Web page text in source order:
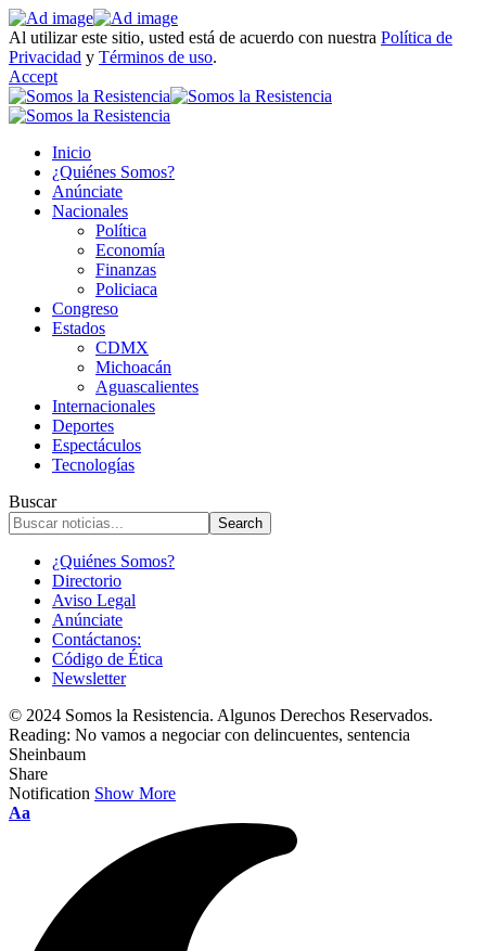
Al utilizar este sitio, usted está de acuerdo con nuestra Política de
Privacidad y Términos de uso.
Accept
Inicio
¿Quiénes Somos?
Anúnciate
Nacionales
Política
Economía
Finanzas
Policiaca
Congreso
Estados
CDMX
Michoacán
Aguascalientes
Internacionales
Deportes
Espectáculos
Tecnologías
Buscar
¿Quiénes Somos?
Directorio
Aviso Legal
Anúnciate
Contáctanos:
Código de Ética
Newsletter
© 2024 Somos la Resistencia. Algunos Derechos Reservados.
Reading: No vamos a negociar con delincuentes, sentencia
Sheinbaum
Share
Notification Show More
Font
Aa